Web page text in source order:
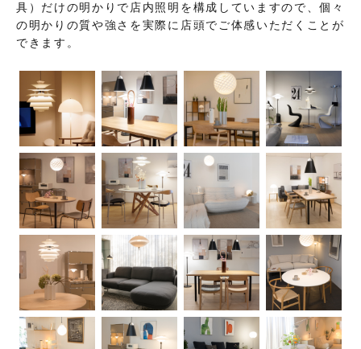
具）だけの明かりで店内照明を構成していますので、個々
の明かりの質や強さを実際に店頭でご体感いただくことが
できます。